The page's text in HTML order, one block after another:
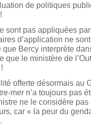
de politiques
sont pas appliquées
d’application ne
que Bercy interprète
que le ministère de
offerte désormais au
mer n’a toujours pas
ne le considère
car « la peur du